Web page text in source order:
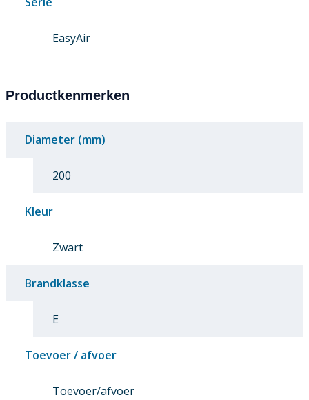
EasyAir
Productkenmerken
Diameter (mm)
200
Kleur
Zwart
Brandklasse
E
Toevoer / afvoer
Toevoer/afvoer